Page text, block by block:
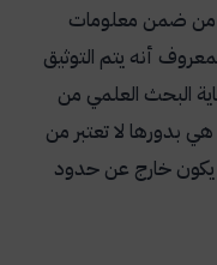
من ضمن معلومات
أنه يتم التوثيق
البحث العلمي من
بدورها لا تعتبر من
يكون خارج عن حدود